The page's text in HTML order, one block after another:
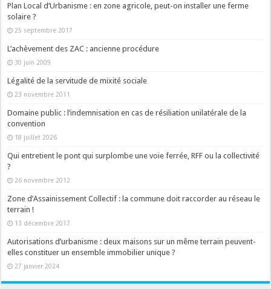
Plan Local d’Urbanisme : en zone agricole, peut-on installer une ferme
solaire ?
25 septembre 2017
L’achèvement des ZAC : ancienne procédure
30 juin 2009
Légalité de la servitude de mixité sociale
23 novembre 2011
Domaine public : l’indemnisation en cas de résiliation unilatérale de la
convention
18 juillet 2026
Qui entretient le pont qui surplombe une voie ferrée, RFF ou la collectivité
?
26 novembre 2012
Zone d’Assainissement Collectif : la commune doit raccorder au réseau le
terrain !
13 décembre 2017
Autorisations d’urbanisme : deux maisons sur un même terrain peuvent-
elles constituer un ensemble immobilier unique ?
27 janvier 2024